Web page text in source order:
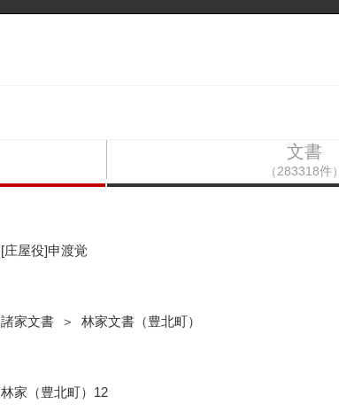
文書
（283318件）
[庄屋役]申渡覚
諸家文書 ＞ 林家文書（豊北町）
林家（豊北町）12